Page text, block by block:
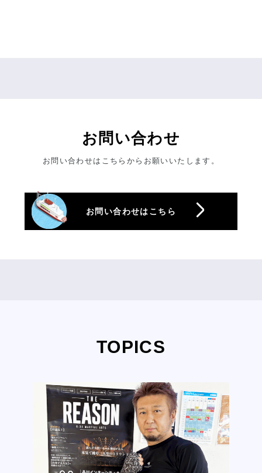
お問い合わせ
お問い合わせはこちらからお願いいたします。
お問い合わせはこちら
TOPICS